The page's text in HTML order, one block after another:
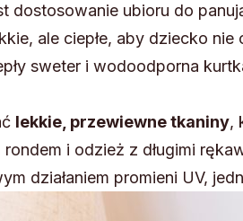
dostosowanie ubioru do
ale ciepłe, aby dziecko
sweter i wodoodporna
lekkie, przewiewne tkaniny,
rondem i odzież z długimi
działaniem promieni UV,